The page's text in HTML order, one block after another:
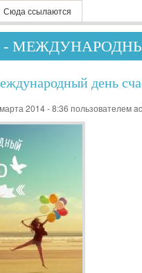
вкладка)
Сюда ссылаются
-
день
2014 - 8:36 пользователем